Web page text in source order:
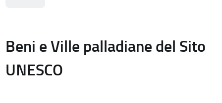
Beni e Ville palladiane del Sito
UNESCO